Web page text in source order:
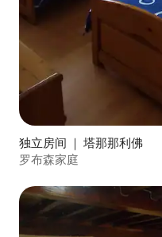
独立房间 ｜ 塔那那利佛
罗布森家庭